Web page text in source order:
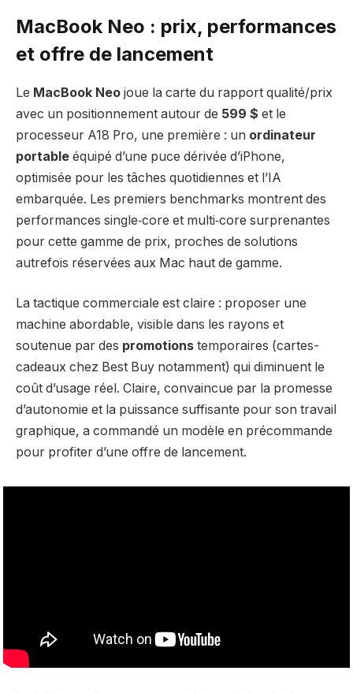
MacBook Neo : prix, performances
et offre de lancement
Le MacBook Neo joue la carte du rapport qualité/prix
avec un positionnement autour de 599 $ et le
processeur A18 Pro, une première : un ordinateur
portable équipé d’une puce dérivée d’iPhone,
optimisée pour les tâches quotidiennes et l’IA
embarquée. Les premiers benchmarks montrent des
performances single‑core et multi‑core surprenantes
pour cette gamme de prix, proches de solutions
autrefois réservées aux Mac haut de gamme.
La tactique commerciale est claire : proposer une
machine abordable, visible dans les rayons et
soutenue par des promotions temporaires (cartes-
cadeaux chez Best Buy notamment) qui diminuent le
coût d’usage réel. Claire, convaincue par la promesse
d’autonomie et la puissance suffisante pour son travail
graphique, a commandé un modèle en précommande
pour profiter d’une offre de lancement.